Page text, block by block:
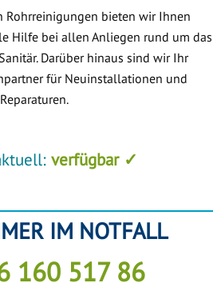
Rohrreinigungen bieten wir Ihnen
Hilfe bei allen Anliegen rund um das
Darüber hinaus sind wir Ihr
für Neuinstallationen und
Reparaturen.
verfügbar ✓
IM NOTFALL
160 517 86